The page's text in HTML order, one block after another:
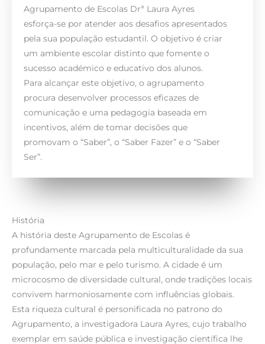
Agrupamento de Escolas Drª Laura Ayres
esforça-se por atender aos desafios apresentados
pela sua população estudantil. O objetivo é criar
um ambiente escolar distinto que fomente o
sucesso académico e educativo dos alunos.
Para alcançar este objetivo, o agrupamento
procura desenvolver processos eficazes de
comunicação e uma pedagogia baseada em
incentivos, além de tomar decisões que
promovam o “Saber”, o “Saber Fazer” e o “Saber
Ser”.
História
A história deste Agrupamento de Escolas é
profundamente marcada pela multiculturalidade da sua
população, pelo mar e pelo turismo. A cidade é um
microcosmo de diversidade cultural, onde tradições locais
convivem harmoniosamente com influências globais.
Esta riqueza cultural é personificada no patrono do
Agrupamento, a investigadora Laura Ayres, cujo trabalho
exemplar em saúde pública e investigação científica lhe